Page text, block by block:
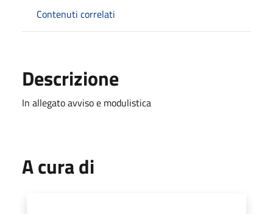
Contenuti correlati
Descrizione
In allegato avviso e modulistica
A cura di